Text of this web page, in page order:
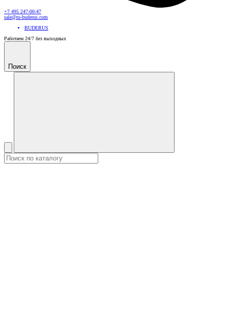
+7 495 247-00-47
sale@ru-buderus.com
BUDERUS
Работаем 24/7 без выходных
Поиск